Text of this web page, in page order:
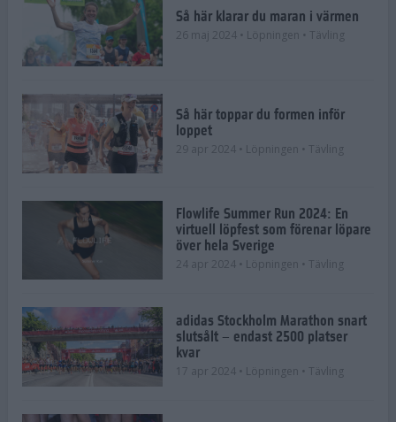
Så här klarar du maran i värmen
26 maj 2024 • Löpningen • Tävling
Så här toppar du formen inför
loppet
29 apr 2024 • Löpningen • Tävling
Flowlife Summer Run 2024: En
virtuell löpfest som förenar löpare
över hela Sverige
24 apr 2024 • Löpningen • Tävling
adidas Stockholm Marathon snart
slutsålt – endast 2500 platser
kvar
17 apr 2024 • Löpningen • Tävling